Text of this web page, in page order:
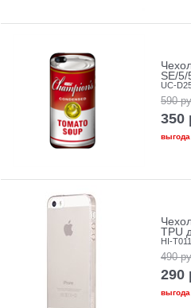
SE/
UC-
590
350
выгода
TPU
HI-T011
490
290
выгода